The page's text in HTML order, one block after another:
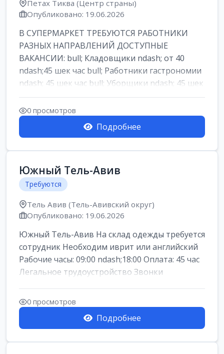
Петах Тиква (Центр страны)
Опубликовано: 19.06.2026
В СУПЕРМАРКЕТ ТРЕБУЮТСЯ РАБОТНИКИ
РАЗНЫХ НАПРАВЛЕНИЙ ДОСТУПНЫЕ
ВАКАНСИИ: bull; Кладовщики ndash; от 40
ndash;45 шек час bull; Работники гастрономии
ndash; 45 шек час bull; Уборщики ndash; 45 шек
час b...
0 просмотров
Подробнее
Южный Тель-Авив
Требуются
Тель Авив (Тель-Авивский округ)
Опубликовано: 19.06.2026
Южный Тель-Авив На склад одежды требуется
сотрудник Необходим иврит или английский
Рабочие часы: 09:00 ndash;18:00 Оплата: 45 час
Легальное трудоустройство Звонки
0 просмотров
Подробнее